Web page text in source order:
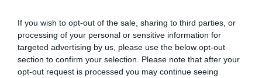
If you wish to opt-out of the sale, sharing to third parties, or
processing of your personal or sensitive information for
targeted advertising by us, please use the below opt-out
section to confirm your selection. Please note that after your
opt-out request is processed you may continue seeing
közvilágítás
energiahaté
konyságána
k növelését
célzó
kormány a
korlátozó
intézkedése
k
bevezetését,